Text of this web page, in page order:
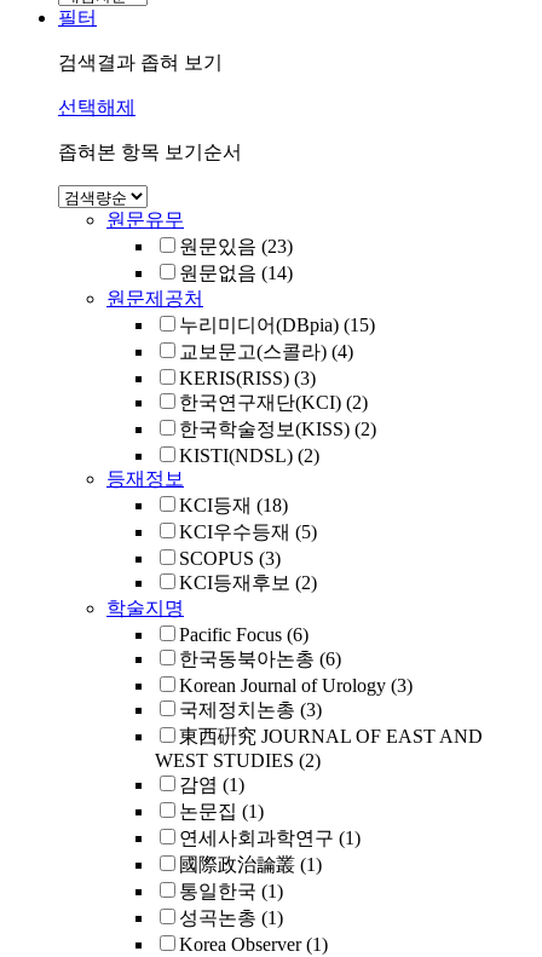
필터
검색결과 좁혀 보기
선택해제
좁혀본 항목 보기순서
원문유무
원문있음 (23)
원문없음 (14)
원문제공처
누리미디어(DBpia) (15)
교보문고(스콜라) (4)
KERIS(RISS) (3)
한국연구재단(KCI) (2)
한국학술정보(KISS) (2)
KISTI(NDSL) (2)
등재정보
KCI등재 (18)
KCI우수등재 (5)
SCOPUS (3)
KCI등재후보 (2)
학술지명
Pacific Focus (6)
한국동북아논총 (6)
Korean Journal of Urology (3)
국제정치논총 (3)
東西硏究 JOURNAL OF EAST AND
WEST STUDIES (2)
감염 (1)
논문집 (1)
연세사회과학연구 (1)
國際政治論叢 (1)
통일한국 (1)
성곡논총 (1)
Korea Observer (1)